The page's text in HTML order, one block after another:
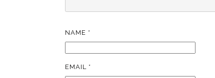
NAME *
EMAIL *